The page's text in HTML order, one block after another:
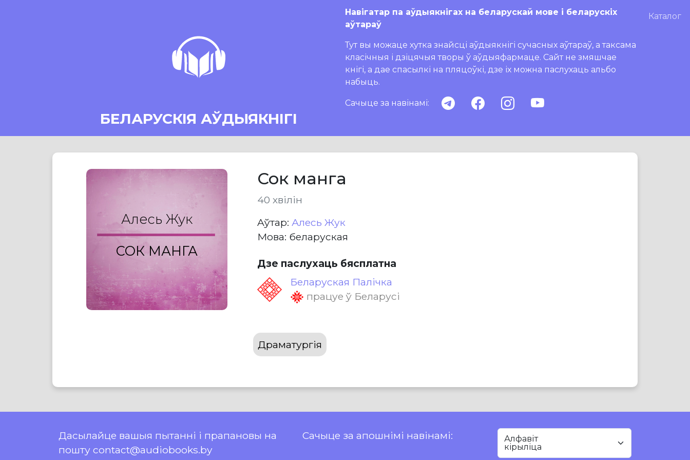
БЕЛАРУСКІЯ АЎДЫЯКНІГІ
Навігатар па аўдыякнігах на беларускай мове і беларускіх
аўтараў
Тут вы можаце хутка знайсці аўдыякнігі сучасных аўтараў, а таксама
класічныя і дзіцячыя творы ў аўдыяфармаце. Сайт не змяшчае
кнігі, а дае спасылкі на пляцоўкі, дзе іх можна паслухаць альбо
набыць.
Сачыце за навінамі:
Каталог
Алесь Жук
СОК МАНГА
Сок манга
40 хвілін
Aўтар: Алесь Жук
Мова: беларуская
Дзе паслухаць бясплатна
Беларуская Палічка
працуе ў Беларусі
Драматургія
Дасылайце вашыя пытанні і прапановы на
пошту contact@audiobooks.by
Сачыце за апошнімі навінамі: Алфавіт